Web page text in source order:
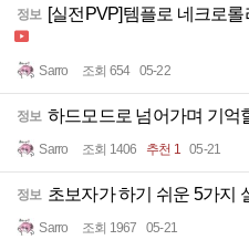
정보 [실전PVP]템플로 네크로
Sarro 조회 654 05-22
정보 하드모드로 넘어가며 기억
Sarro 조회 1406 추천 1 05-21
정보 초보자가 하기 쉬운 5가지
Sarro 조회 1967 05-21